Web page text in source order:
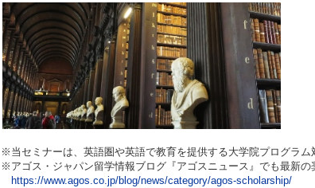
※当セミナーは、英語圏や英語で教育を提供する大学院プログラ
※アゴス・ジャパン留学情報ブログ『アゴスニュース』でも最新の
https://www.agos.co.jp/blog/news/category/agos-scholarship/